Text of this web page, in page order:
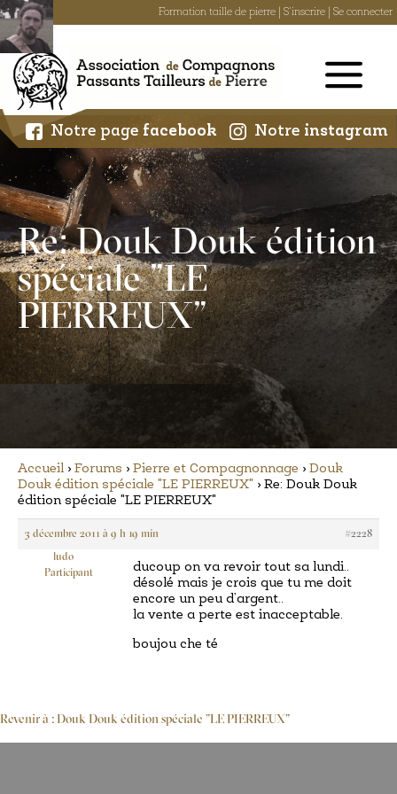
Formation taille de pierre S'inscrire Se connecter
to
content
Notre page facebook Notre instagram
Re: Douk Douk édition
spéciale "LE
PIERREUX"
Accueil › Forums › Pierre et Compagnonnage › Douk
Douk édition spéciale "LE PIERREUX" › Re: Douk Douk
édition spéciale "LE PIERREUX"
3 décembre 2011 à 9 h 19 min #2228
ludo
Participant
ducoup on va revoir tout sa lundi..
désolé mais je crois que tu me doit
encore un peu d’argent..
la vente a perte est inacceptable.
boujou che té
Revenir à : Douk Douk édition spéciale "LE PIERREUX"